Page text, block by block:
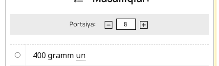
Portsiya:
400 gramm un